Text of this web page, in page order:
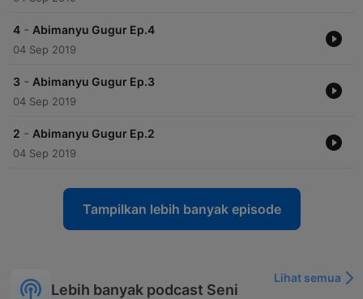
4 - Abimanyu Gugur Ep.4
04 Sep 2019
3 - Abimanyu Gugur Ep.3
04 Sep 2019
2 - Abimanyu Gugur Ep.2
04 Sep 2019
Tampilkan lebih banyak episode
Lebih banyak podcast Seni
Lihat semua